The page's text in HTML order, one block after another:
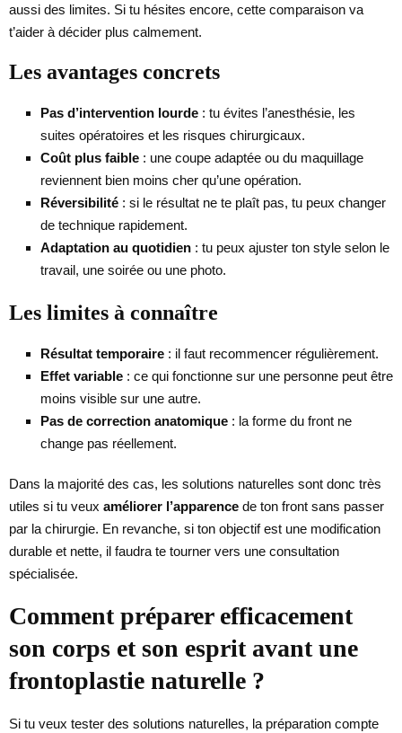
aussi des limites. Si tu hésites encore, cette comparaison va
t’aider à décider plus calmement.
Les avantages concrets
Pas d’intervention lourde : tu évites l’anesthésie, les
suites opératoires et les risques chirurgicaux.
Coût plus faible : une coupe adaptée ou du maquillage
reviennent bien moins cher qu’une opération.
Réversibilité : si le résultat ne te plaît pas, tu peux changer
de technique rapidement.
Adaptation au quotidien : tu peux ajuster ton style selon le
travail, une soirée ou une photo.
Les limites à connaître
Résultat temporaire : il faut recommencer régulièrement.
Effet variable : ce qui fonctionne sur une personne peut être
moins visible sur une autre.
Pas de correction anatomique : la forme du front ne
change pas réellement.
Dans la majorité des cas, les solutions naturelles sont donc très
utiles si tu veux améliorer l’apparence de ton front sans passer
par la chirurgie. En revanche, si ton objectif est une modification
durable et nette, il faudra te tourner vers une consultation
spécialisée.
Comment préparer efficacement
son corps et son esprit avant une
frontoplastie naturelle ?
Si tu veux tester des solutions naturelles, la préparation compte